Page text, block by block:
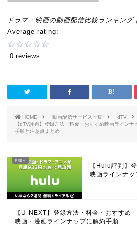
ドラマ・映画の動画配信比較ランキング
Average rating:
0 reviews
HOME 動画配信サービス一覧
dTV
【dTV評判】登録方法・料金・おすすめ映画ライン
手順と注意点まとめ
【Hulu評判】
映画ラインナ
【U-NEXT】登録方法・料金・おすすめ
映画・漫画ラインナップに解約手順...